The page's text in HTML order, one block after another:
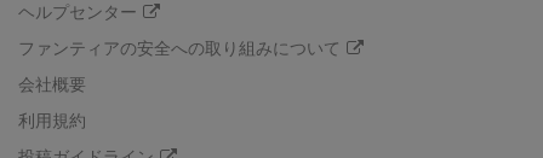
ヘルプセンター
ファンティアの安全への取り組みについて
会社概要
利用規約